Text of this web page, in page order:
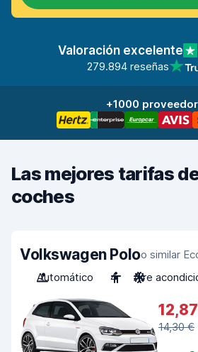
Valoración excelente
279.894 reseñas
+1000
Las mejores tarifas
coches
Volkswagen Poloo similar
Automático
4 Aire
14,30 €